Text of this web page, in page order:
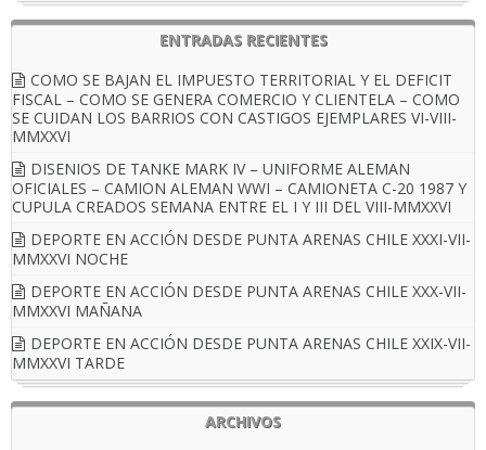
ENTRADAS RECIENTES
COMO SE BAJAN EL IMPUESTO TERRITORIAL Y EL DEFICIT
FISCAL – COMO SE GENERA COMERCIO Y CLIENTELA – COMO
SE CUIDAN LOS BARRIOS CON CASTIGOS EJEMPLARES VI-VIII-
MMXXVI
DISENIOS DE TANKE MARK IV – UNIFORME ALEMAN
OFICIALES – CAMION ALEMAN WWI – CAMIONETA C-20 1987 Y
CUPULA CREADOS SEMANA ENTRE EL I Y III DEL VIII-MMXXVI
DEPORTE EN ACCIÓN DESDE PUNTA ARENAS CHILE XXXI-VII-
MMXXVI NOCHE
DEPORTE EN ACCIÓN DESDE PUNTA ARENAS CHILE XXX-VII-
MMXXVI MAÑANA
DEPORTE EN ACCIÓN DESDE PUNTA ARENAS CHILE XXIX-VII-
MMXXVI TARDE
ARCHIVOS